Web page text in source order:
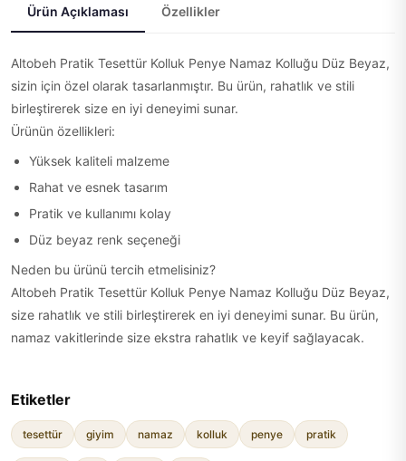
Ürün Açıklaması Özellikler
Altobeh Pratik Tesettür Kolluk Penye Namaz Kolluğu Düz Beyaz,
sizin için özel olarak tasarlanmıştır. Bu ürün, rahatlık ve stili
birleştirerek size en iyi deneyimi sunar.
Ürünün özellikleri:
Yüksek kaliteli malzeme
Rahat ve esnek tasarım
Pratik ve kullanımı kolay
Düz beyaz renk seçeneği
Neden bu ürünü tercih etmelisiniz?
Altobeh Pratik Tesettür Kolluk Penye Namaz Kolluğu Düz Beyaz,
size rahatlık ve stili birleştirerek en iyi deneyimi sunar. Bu ürün,
namaz vakitlerinde size ekstra rahatlık ve keyif sağlayacak.
Etiketler
tesettür giyim namaz kolluk penye pratik